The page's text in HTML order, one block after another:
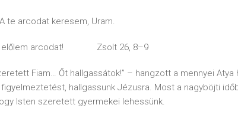
te arcodat keresem, Uram.
előlem arcodat! Zsolt 26, 8–9
Fiam… Őt hallgassátok!” – hangzott a mennyei
hallgassunk Jézusra. Most a nagyböjti
Isten szeretett gyermekei lehessünk.